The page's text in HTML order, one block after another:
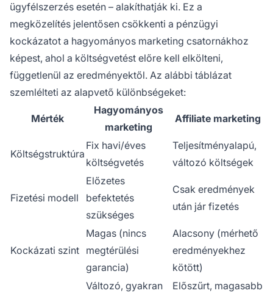
ügyfélszerzés esetén – alakíthatják ki. Ez a
megközelítés jelentősen csökkenti a pénzügyi
kockázatot a hagyományos marketing csatornákhoz
képest, ahol a költségvetést előre kell elkölteni,
függetlenül az eredményektől. Az alábbi táblázat
szemlélteti az alapvető különbségeket:
Mérték
Hagyományos
marketing
Affiliate marketing
Költségstruktúra
Fix havi/éves
költségvetés
Teljesítményalapú,
változó költségek
Fizetési modell
Előzetes
befektetés
szükséges
Csak eredmények
után jár fizetés
Kockázati szint
Magas (nincs
megtérülési
garancia)
Alacsony (mérhető
eredményekhez
kötött)
Változó, gyakran
Előszűrt, magasabb